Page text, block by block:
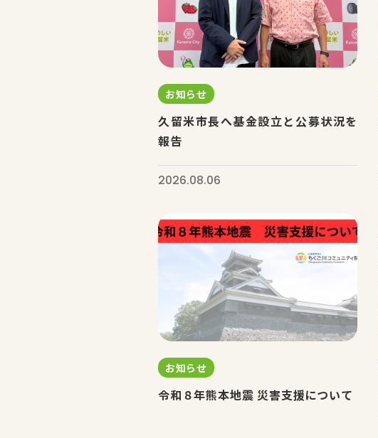
お知らせ
久留米市長へ基金設立と公募状況を
報告
2026.08.06
お知らせ
令和８年熊本地震 災害支援について